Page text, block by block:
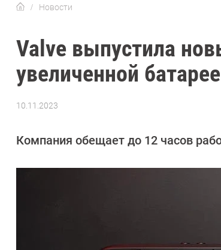
Новости
Valve выпустила
увеличенной
10.11.2023
Довлатова
Компания обещает до 12 часов